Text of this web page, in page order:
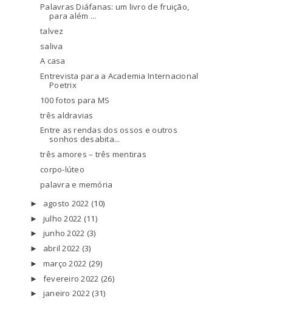
Palavras Diáfanas: um livro de fruição,
para além ...
talvez
saliva
A casa
Entrevista para a Academia Internacional
Poetrix
100 fotos para MS
três aldravias
Entre as rendas dos ossos e outros
sonhos desabita...
três amores – três mentiras
corpo-lúteo
palavra e memória
► agosto 2022 (10)
► julho 2022 (11)
► junho 2022 (3)
► abril 2022 (3)
► março 2022 (29)
► fevereiro 2022 (26)
► janeiro 2022 (31)